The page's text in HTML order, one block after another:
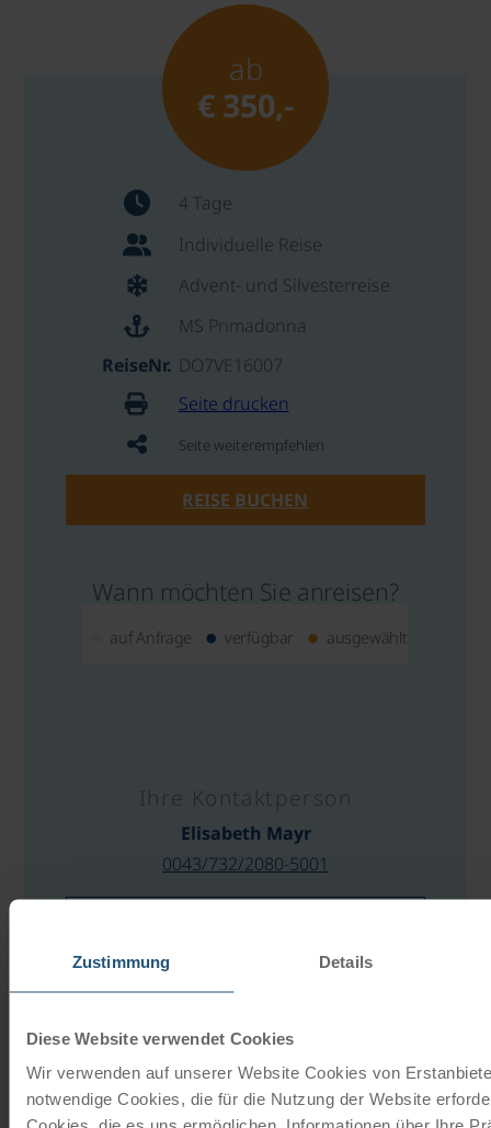
Zustimmung Details
Diese Website verwendet Cookies
Wir verwenden auf unserer Website Cookies von
notwendige Cookies, die für die Nutzung der Website
ab
€ 350,-
4 Tage
Individuelle Reise
Advent- und Silvesterreise
MS Primadonna
ReiseNr. DO7VE16007
Seite drucken
Seite weiterempfehlen
REISE BUCHEN
Wann möchten Sie anreisen?
auf Anfrage verfügbar ausgewählt
Ihre Kontaktperson
Elisabeth Mayr
0043/732/2080-5001
PREISRECHNER